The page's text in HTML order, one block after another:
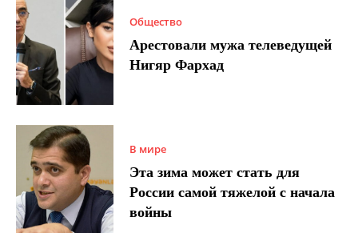
Общество
Арестовали мужа телеведущей
Нигяр Фархад
В мире
Эта зима может стать для
России самой тяжелой с начала
войны